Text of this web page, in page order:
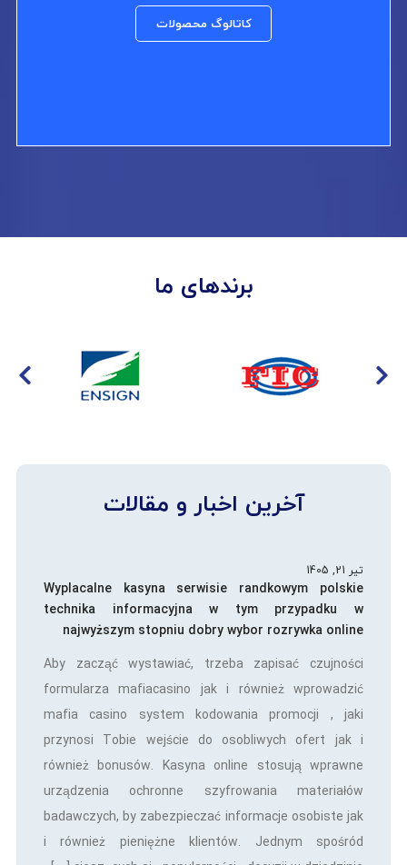
کاتالوگ محصولات
برندهای ما
آخرین اخبار و مقالات
تیر 21, 1405
Wyplacalne kasyna serwisie randkowym polskie
technika informacyjna w tym przypadku w
najwyższym stopniu dobry wybor rozrywka online
Aby zacząć wystawiać, trzeba zapisać czujności
formularza mafiacasino jak i również wprowadzić
mafia casino system kodowania promocji , jaki
przynosi Tobie wejście do osobliwych ofert jak i
również bonusów. Kasyna online stosują wprawne
urządzenia ochronne szyfrowania materiałów
badawczych, by zabezpieczać informacje osobiste jak
i również pieniężne klientów. Jednym spośród